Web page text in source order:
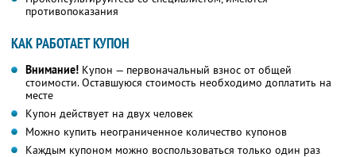
противопоказания
КАК РАБОТАЕТ КУПОН
Внимание! Купон — первоначальный взнос от общей
стоимости. Оставшуюся стоимость необходимо доплатить на
месте
Купон действует на двух человек
Можно купить неограниченное количество купонов
Каждым купоном можно воспользоваться только один раз